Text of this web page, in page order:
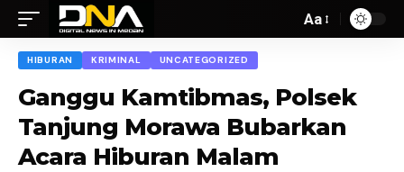
Aa
HIBURAN KRIMINAL UNCATEGORIZED
Ganggu Kamtibmas, Polsek
Tanjung Morawa Bubarkan
Acara Hiburan Malam